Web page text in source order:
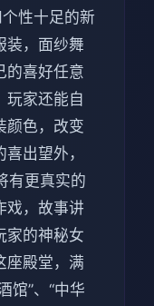
性十足的新
装，面纱舞
的喜好任意
玩家还能自
颜色，改变
出望外，
有更真实的
戏，故事讲
家的神秘女
座殿堂，满
馆”、“中华